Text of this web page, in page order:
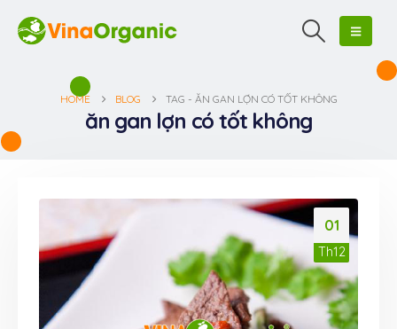
HOME BLOG TAG - ĂN GAN LỢN CÓ TỐT KHÔNG
ăn gan lợn có tốt không
01
Th12